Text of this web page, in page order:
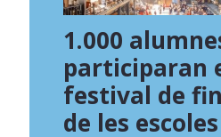
1.000
participaran
festival de
de les